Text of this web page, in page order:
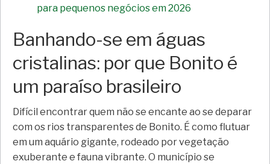
para pequenos negócios em 2026
Banhando-se em águas
cristalinas: por que Bonito é
um paraíso brasileiro
Difícil encontrar quem não se encante ao se deparar
com os rios transparentes de Bonito. É como flutuar
em um aquário gigante, rodeado por vegetação
exuberante e fauna vibrante. O município se